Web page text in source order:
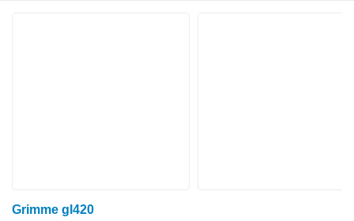
Grimme gl420